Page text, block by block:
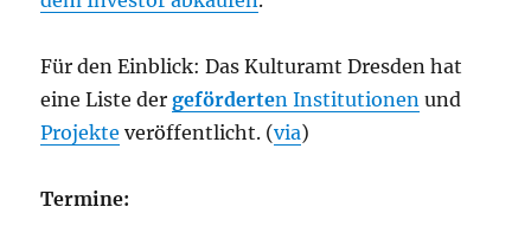
Für den Einblick: Das Kulturamt Dresden hat
eine Liste dergeförderten Institutionen und
Projekte veröffentlicht. (via)
Termine: